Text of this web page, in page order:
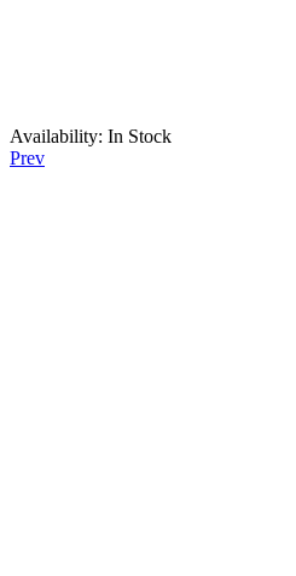
Availability: In Stock
Prev